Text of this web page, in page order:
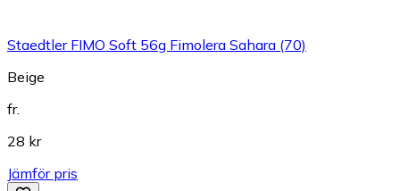
Staedtler FIMO Soft 56g Fimolera Sahara (70)
Beige
fr.
28 kr
Jämför pris